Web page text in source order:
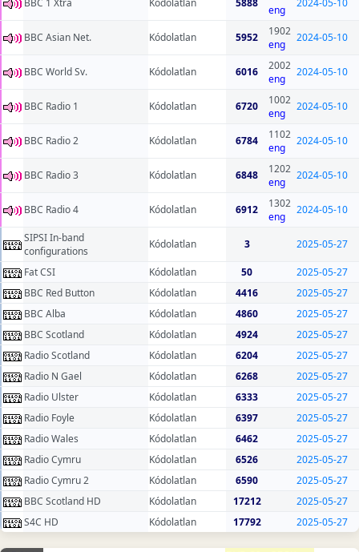
BBC 1 Xtra Kódolatlan 5888
eng
2024-05-10
BBC Asian Net. Kódolatlan 5952
1902
eng
2024-05-10
BBC World Sv. Kódolatlan 6016
2002
eng
2024-05-10
BBC Radio 1 Kódolatlan 6720
1002
eng
2024-05-10
BBC Radio 2 Kódolatlan 6784
1102
eng
2024-05-10
BBC Radio 3 Kódolatlan 6848
1202
eng
2024-05-10
BBC Radio 4 Kódolatlan 6912
1302
eng
2024-05-10
SIPSI In-band
configurations
Kódolatlan 3 2025-05-27
Fat CSI Kódolatlan 50
2025-05-27
BBC Red Button
Kódolatlan 4416
2025-05-27
BBC Alba
Kódolatlan 4860
2025-05-27
BBC Scotland
Kódolatlan 4924
2025-05-27
Radio Scotland
Kódolatlan 6204
2025-05-27
Radio N Gael
Kódolatlan 6268
2025-05-27
Radio Ulster
Kódolatlan 6333
2025-05-27
Radio Foyle
Kódolatlan 6397
2025-05-27
Radio Wales
Kódolatlan 6462
2025-05-27
Radio Cymru
Kódolatlan 6526
2025-05-27
Radio Cymru 2
Kódolatlan 6590
2025-05-27
BBC Scotland HD
Kódolatlan 17212
2025-05-27
S4C HD
Kódolatlan 17792 2025-05-27